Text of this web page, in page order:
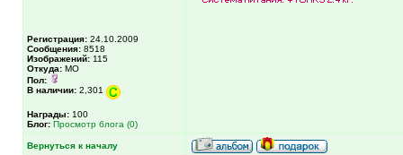
Регистрация: 24.10.2009
Сообщения: 8518
Изображений: 115
Откуда: МО
Пол:
В наличии: 2,301
Награды: 100
Блог: Просмотр блога (0)
Вернуться к началу